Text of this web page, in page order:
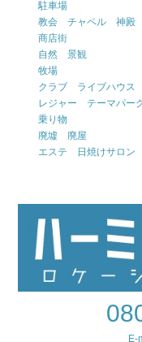
駐車場
教会 チャペル 神殿
商店街
自然 景観
牧場
クラブ ライブハウス
レジャー テーマパー
乗り物
廃墟 廃屋
エステ 日焼けサロン
E-